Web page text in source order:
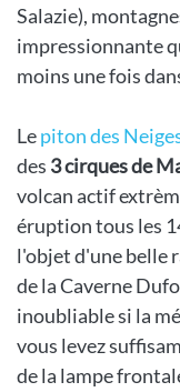
Salazie),
impressionnante
moins une fois
Lepiton des
des 3 cirques de
volcan actif
éruption tous les
l'objet d'une belle
de la Caverne
inoubliable si la
vous levez
de la lampe